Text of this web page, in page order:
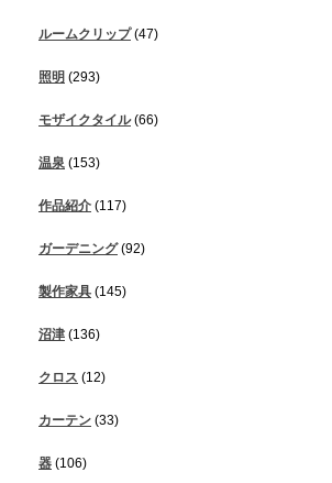
ルームクリップ(47)
照明 (293)
モザイクタイル(66)
温泉 (153)
作品紹介 (117)
ガーデニング(92)
製作家具 (145)
沼津 (136)
クロス (12)
カーテン (33)
器 (106)